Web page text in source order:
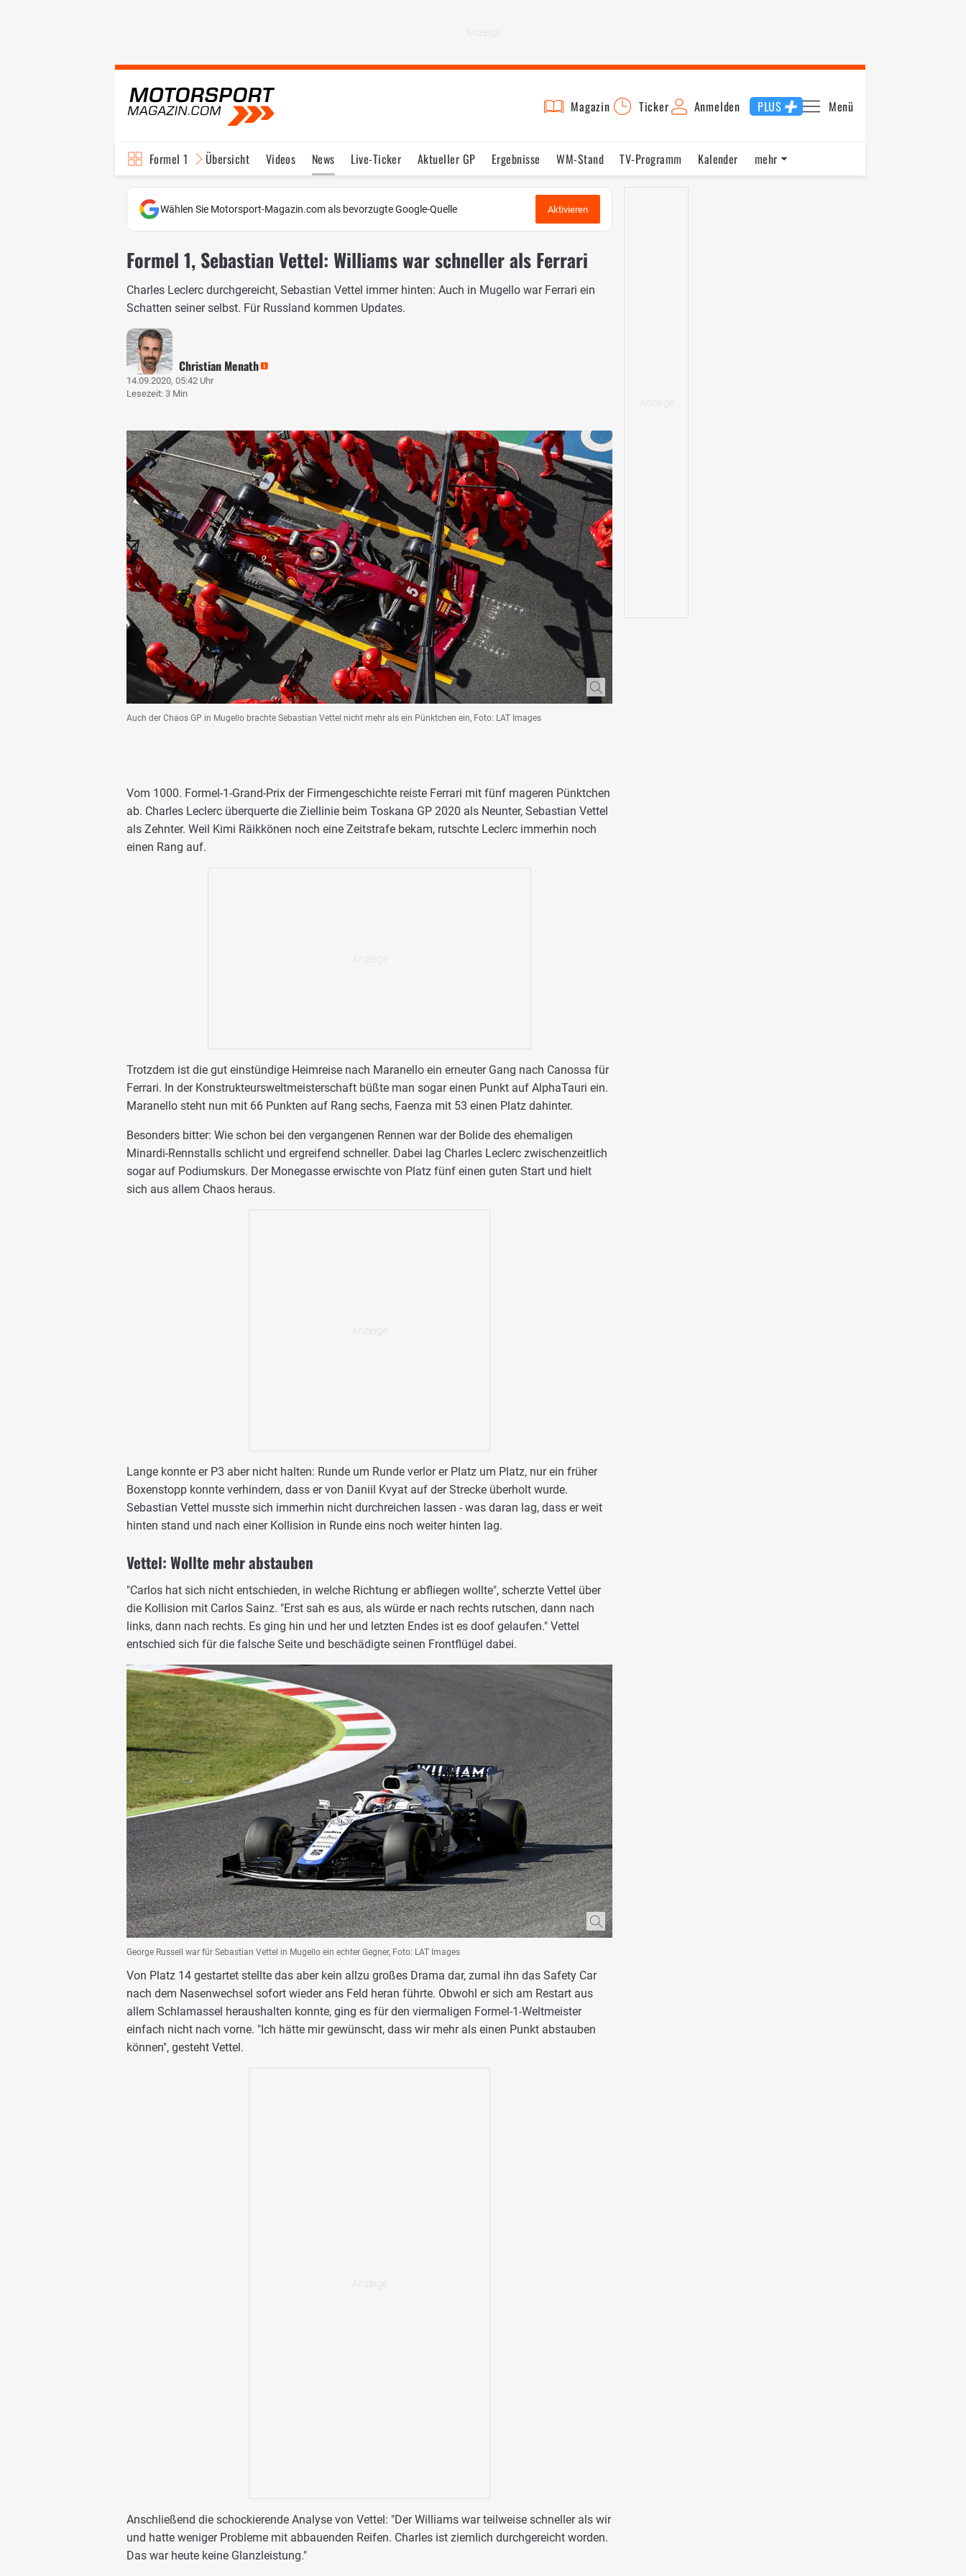
Magazin Ticker Anmelden PLUS Menü
Formel 1 Übersicht Videos News Live-Ticker Aktueller GP Ergebnisse WM-Stand TV-Programm
Kalender
Fahrer & Teams
Bilder Termine Statistik Testfahrten Reglement Lexikon
mehr
Wählen Sie Motorsport-Magazin.com als bevorzugte Google-Quelle Aktivieren
Formel 1, Sebastian Vettel: Williams war schneller als Ferrari
Charles Leclerc durchgereicht, Sebastian Vettel immer hinten: Auch in Mugello war Ferrari ein
Schatten seiner selbst. Für Russland kommen Updates.
Christian Menath
14.09.2020, 05:42 Uhr
Lesezeit: 3 Min
Auch der Chaos GP in Mugello brachte Sebastian Vettel nicht mehr als ein Pünktchen ein, Foto: LAT Images
Vom 1000. Formel-1-Grand-Prix der Firmengeschichte reiste Ferrari mit fünf mageren Pünktchen
ab. Charles Leclerc überquerte die Ziellinie beim Toskana GP 2020 als Neunter, Sebastian Vettel
als Zehnter. Weil Kimi Räikkönen noch eine Zeitstrafe bekam, rutschte Leclerc immerhin noch
einen Rang auf.
Trotzdem ist die gut einstündige Heimreise nach Maranello ein erneuter Gang nach Canossa für
Ferrari. In der Konstrukteursweltmeisterschaft büßte man sogar einen Punkt auf AlphaTauri ein.
Maranello steht nun mit 66 Punkten auf Rang sechs, Faenza mit 53 einen Platz dahinter.
Besonders bitter: Wie schon bei den vergangenen Rennen war der Bolide des ehemaligen
Minardi-Rennstalls schlicht und ergreifend schneller. Dabei lag Charles Leclerc zwischenzeitlich
sogar auf Podiumskurs. Der Monegasse erwischte von Platz fünf einen guten Start und hielt
sich aus allem Chaos heraus.
Lange konnte er P3 aber nicht halten: Runde um Runde verlor er Platz um Platz, nur ein früher
Boxenstopp konnte verhindern, dass er von Daniil Kvyat auf der Strecke überholt wurde.
Sebastian Vettel musste sich immerhin nicht durchreichen lassen - was daran lag, dass er weit
hinten stand und nach einer Kollision in Runde eins noch weiter hinten lag.
Vettel: Wollte mehr abstauben
"Carlos hat sich nicht entschieden, in welche Richtung er abfliegen wollte", scherzte Vettel über
die Kollision mit Carlos Sainz. "Erst sah es aus, als würde er nach rechts rutschen, dann nach
links, dann nach rechts. Es ging hin und her und letzten Endes ist es doof gelaufen." Vettel
entschied sich für die falsche Seite und beschädigte seinen Frontflügel dabei.
George Russell war für Sebastian Vettel in Mugello ein echter Gegner, Foto: LAT Images
Von Platz 14 gestartet stellte das aber kein allzu großes Drama dar, zumal ihn das Safety Car
nach dem Nasenwechsel sofort wieder ans Feld heran führte. Obwohl er sich am Restart aus
allem Schlamassel heraushalten konnte, ging es für den viermaligen Formel-1-Weltmeister
einfach nicht nach vorne. "Ich hätte mir gewünscht, dass wir mehr als einen Punkt abstauben
können", gesteht Vettel.
Anschließend die schockierende Analyse von Vettel: "Der Williams war teilweise schneller als wir
und hatte weniger Probleme mit abbauenden Reifen. Charles ist ziemlich durchgereicht worden.
Das war heute keine Glanzleistung."